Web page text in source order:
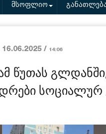
მსოფლიო
16.06.2025 / 14:06
წუთას
სოციალურ